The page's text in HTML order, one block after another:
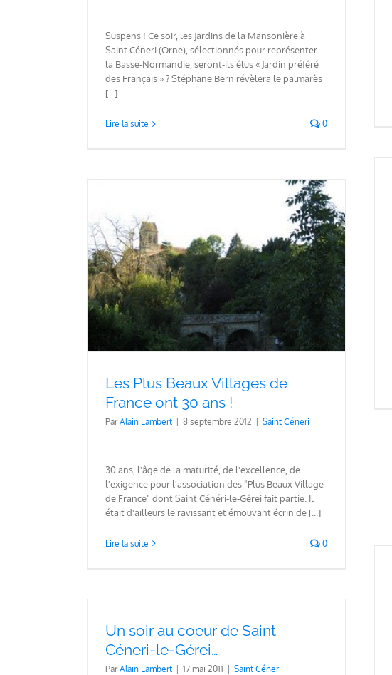
Suspens ! Ce soir, les Jardins de la Mansonière à
Saint Céneri (Orne), sélectionnés pour représenter
la Basse-Normandie, seront-ils élus « Jardin préféré
des Français » ? Stéphane Bern révèlera le palmarès
[...]
Lire la suite 0
Les Plus Beaux Villages de
France ont 30 ans !
ParAlain Lambert 8 septembre 2012 Saint Céneri
30 ans, l'âge de la maturité, de l'excellence, de
l'exigence pour l'association des "Plus Beaux Village
de France" dont Saint Cénéri-le-Gérei fait partie. Il
était d'ailleurs le ravissant et émouvant écrin de [...]
Lire la suite 0
Un soir au coeur de Saint
Céneri-le-Gérei…
ParAlain Lambert 17 mai 2011 Saint Céneri